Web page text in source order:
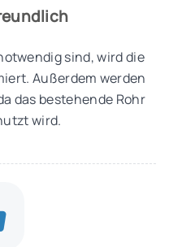
sind, wird die
Außerdem werden
das bestehende Rohr
wird.